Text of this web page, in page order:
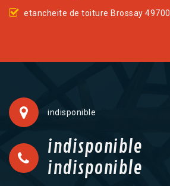
etancheite de toiture Brossay 49700
indisponible
indisponible
indisponible